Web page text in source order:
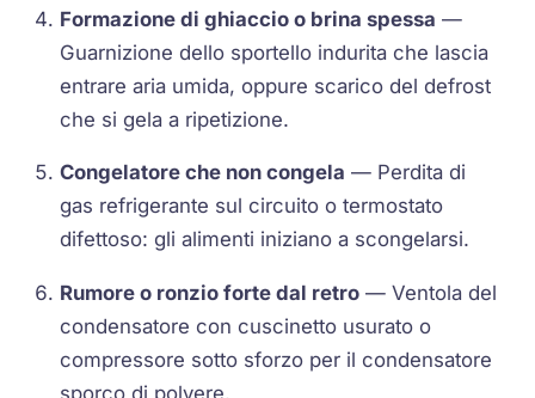
Formazione di ghiaccio o brina spessa —
Guarnizione dello sportello indurita che lascia
entrare aria umida, oppure scarico del defrost
che si gela a ripetizione.
Congelatore che non congela — Perdita di
gas refrigerante sul circuito o termostato
difettoso: gli alimenti iniziano a scongelarsi.
Rumore o ronzio forte dal retro — Ventola del
condensatore con cuscinetto usurato o
compressore sotto sforzo per il condensatore